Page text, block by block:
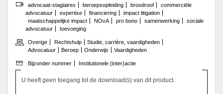
advocaat-stagiaires
beroepsopleiding broodroof
commerciële
advocatuur
expertise financiering
impact litigation
maatschappelijke impact
NOvA pro bono samenwerking
sociale
advocatuur
toevoeging
Overige Rechtshulp
Studie, carrière, vaardigheden
Advocatuur
Beroep Onderwijs Vaardigheden
Bijzonder nummer Institutionele (inter)actie
U heeft geen toegang tot de download(s) van dit product.